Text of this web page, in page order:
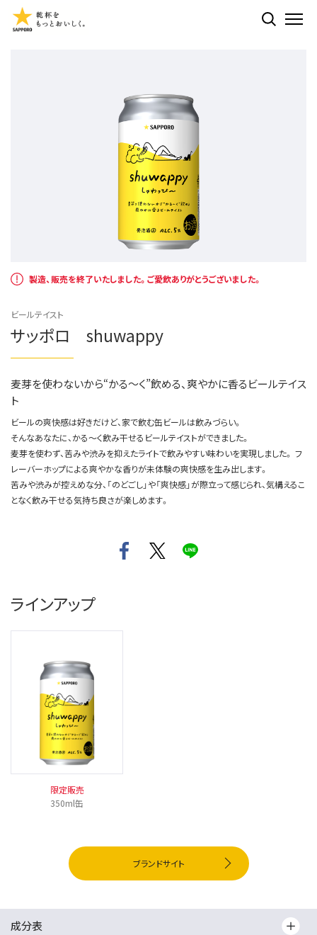
検索する
製造、販売を終了いたしました。ご愛飲ありがとうございました。
ビールテイスト
サッポロ shuwappy
麦芽を使わないから“かる～く”飲める、爽やかに香るビールテイス
ト
ビールの爽快感は好きだけど、家で飲む缶ビールは飲みづらい。
そんなあなたに、かる～く飲み干せるビールテイストができました。
麦芽を使わず、苦みや渋みを抑えたライトで飲みやすい味わいを実現しました。 フ
レーバーホップによる爽やかな香りが未体験の爽快感を生み出します。
苦みや渋みが控えめな分、「のどごし」や「爽快感」が際立って感じられ、気構えるこ
となく飲み干せる気持ち良さが楽しめます。
ラインアップ
限定販売
350ml缶
ブランドサイト
成分表